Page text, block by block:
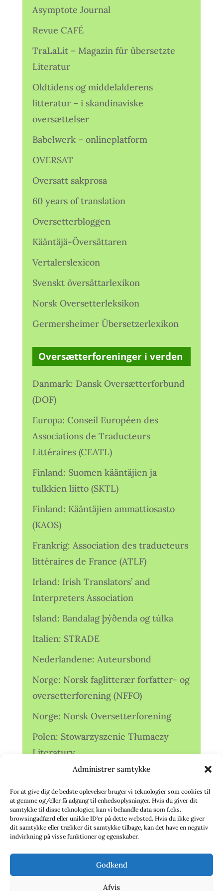
Administrer samtykke
For at give dig de bedste oplevelser bruger vi teknologier som cookies til
at gemme og/eller få adgang til enhedsoplysninger. Hvis du giver dit
samtykke til disse teknologier, kan vi behandle data som f.eks.
browsingadfærd eller unikke ID'er på dette websted. Hvis du ikke giver
dit samtykke eller trækker dit samtykke tilbage, kan det have en negativ
indvirkning på visse funktioner og egenskaber.
Godkend
Afvis
Asymptote Journal
Revue CAFÉ
TraLaLit – Magazin für übersetzte
Literatur
Oldtidens og middelalderens
litteratur – i skandinaviske
oversættelser
Babelwerk – onlineplatform
OVERSAT
Oversatt sakprosa
60 years of translation
Oversetterbloggen
Kääntäjä-Översättaren
Vertalerslexicon
Svenskt översättarlexikon
Norsk Oversetterleksikon
Germersheimer Übersetzerlexikon
Oversætterforeninger i verden
Danmark: Dansk Oversætterforbund
(DOF)
Europa: Conseil Européen des
Associations de Traducteurs
Littéraires (CEATL)
Finland: Suomen kääntäjien ja
tulkkien liitto (SKTL)
Finland: Kääntäjien ammattiosasto
(KAOS)
Frankrig: Association des traducteurs
littéraires de France (ATLF)
Irland: Irish Translators’ and
Interpreters Association
Island: Bandalag þýðenda og túlka
Italien: STRADE
Nederlandene: Auteursbond
Norge: Norsk faglitterær forfatter- og
oversetterforening (NFFO)
Norge: Norsk Oversetterforening
Polen: Stowarzyszenie Tłumaczy
Literatury
Storbritannien: Translators
Association (TA)
Sverige: Översättarsektionen (Ö.)
Sverige: Översättarcentrum (ÖC)
deutschsprachiger Übersetzer (VdÜ)